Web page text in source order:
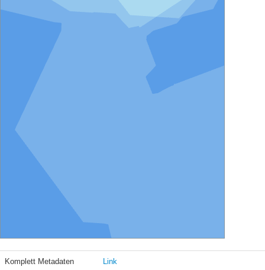
Komplett Metadaten Link